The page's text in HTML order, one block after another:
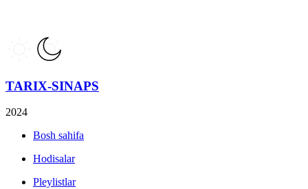
TARIX-SINAPS
2024
Bosh sahifa
Hodisalar
Pleylistlar